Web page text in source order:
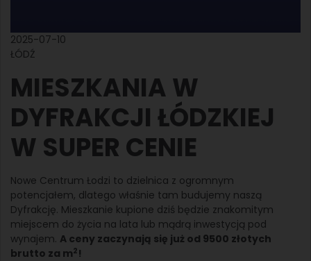
2025-07-10
ŁÓDŹ
MIESZKANIA W
DYFRAKCJI ŁÓDZKIEJ
W SUPER CENIE
Nowe Centrum Łodzi to dzielnica z ogromnym
potencjałem, dlatego właśnie tam budujemy naszą
Dyfrakcję. Mieszkanie kupione dziś będzie znakomitym
miejscem do życia na lata lub mądrą inwestycją pod
wynajem. A ceny zaczynają się już od 9500 złotych
brutto za m2 !